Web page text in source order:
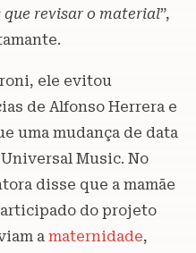
que revisar o material”,
ele evitou
de Alfonso Herrera e
uma mudança de data
Music. No
disse que a mamãe
do projeto
a maternidade,